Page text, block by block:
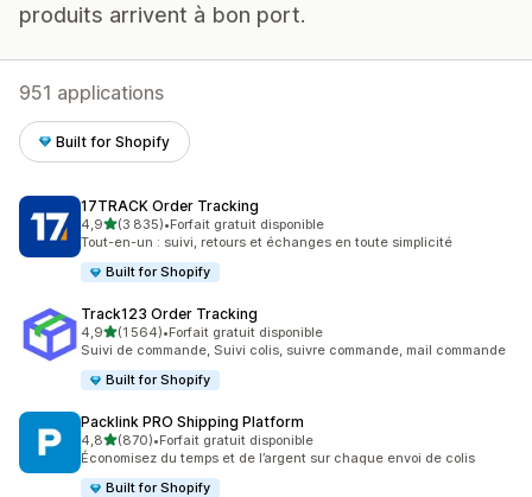
produits arrivent à bon port.
951 applications
Built for Shopify
17TRACK Order Tracking
4,9étoile(s) sur 5
(3 835)
3835 avis au total
•Forfait gratuit disponible
Tout-en-un : suivi, retours et échanges en toute simplicité
Built for Shopify
Track123 Order Tracking
4,9étoile(s) sur 5
(1 564)
1564 avis au total
•Forfait gratuit disponible
Suivi de commande, Suivi colis, suivre commande, mail commande
Built for Shopify
Packlink PRO Shipping Platform
4,8étoile(s) sur 5
(870)
870 avis au total
•Forfait gratuit disponible
Économisez du temps et de l’argent sur chaque envoi de colis
Built for Shopify